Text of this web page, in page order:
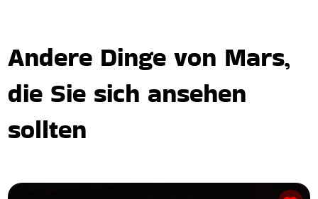
Andere Dinge von Mars,
die Sie sich ansehen
sollten